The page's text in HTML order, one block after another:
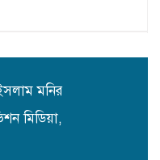
মির্জা ফখরুল
মামলায় কনটেন্ট
গ্রেপ্তার
মনির
মিডিয়া,